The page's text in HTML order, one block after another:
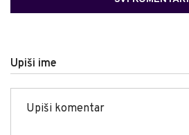
Upiši ime